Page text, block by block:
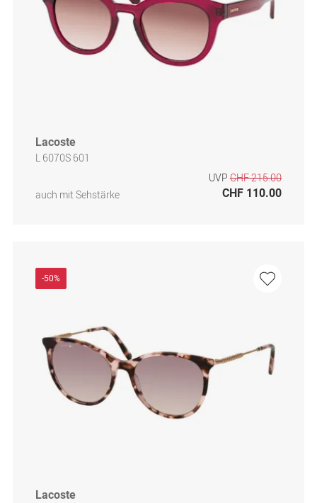
Lacoste
L 6070S 601
auch mit Sehstärke
UVP CHF 215.00
CHF 110.00
-50%
Lacoste